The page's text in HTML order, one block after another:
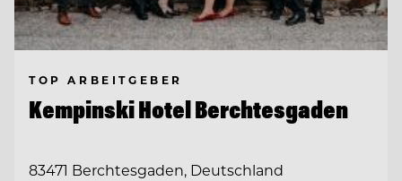
TOP ARBEITGEBER
Kempinski Hotel Berchtesgaden
83471 Berchtesgaden, Deutschland